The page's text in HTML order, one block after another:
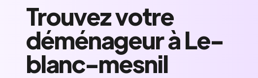
Trouvezvotre
déménageurà Le-
blanc-mesnil